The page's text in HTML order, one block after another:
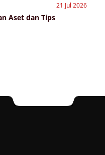
21 Jul 2026
Aset dan Tips